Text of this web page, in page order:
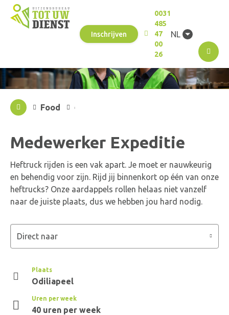
Inschrijven
0031
485
47
00
26
NL
Food
Medewerker Expeditie
Heftruck rijden is een vak apart. Je moet er nauwkeurig
en behendig voor zijn. Rijd jij binnenkort op één van onze
heftrucks? Onze aardappels rollen helaas niet vanzelf
naar de juiste plaats, dus we hebben jou hard nodig.
Direct naar
Plaats
Odiliapeel
Uren per week
40 uren per week